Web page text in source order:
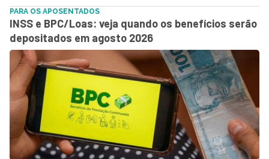
PARA OS APOSENTADOS
INSS e BPC/Loas: veja quando os benefícios serão
depositados em agosto 2026